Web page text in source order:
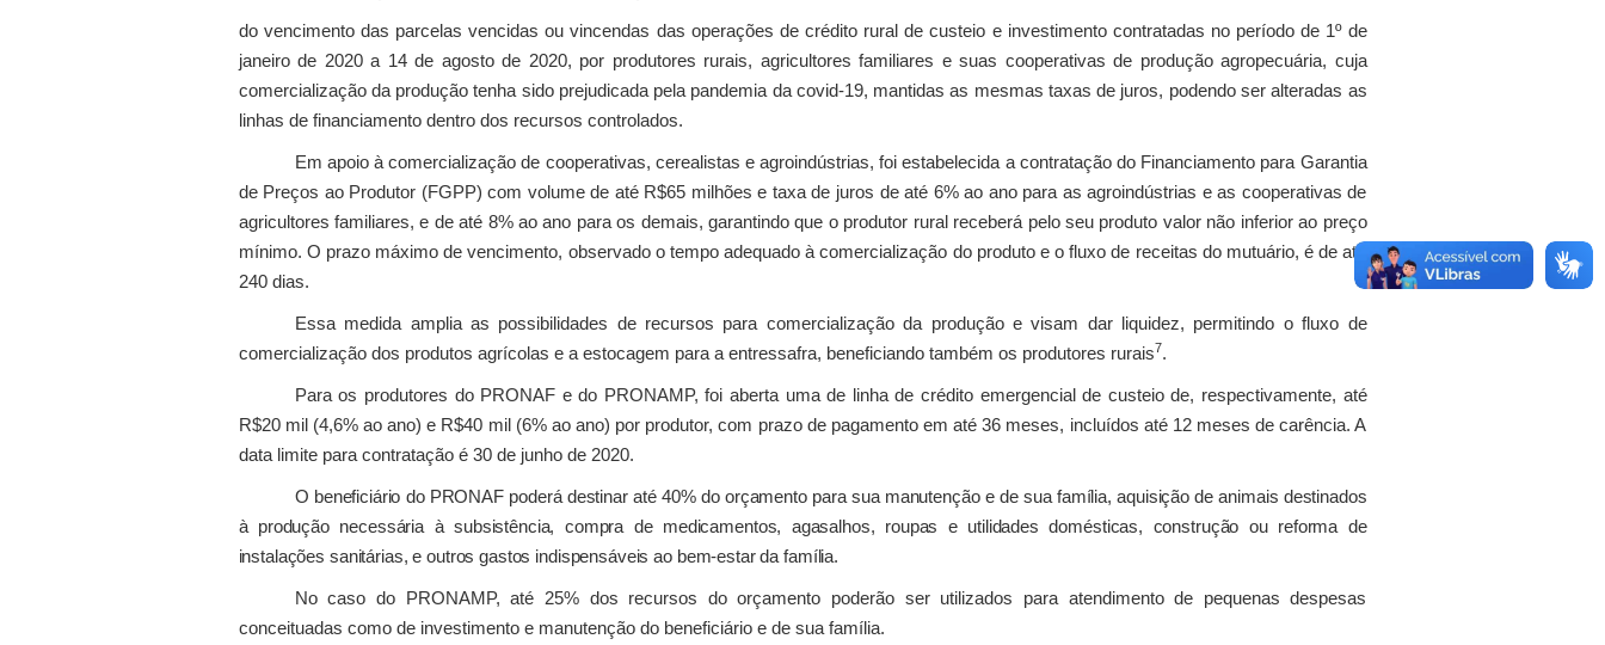
do vencimento das parcelas vencidas ou vincendas das operações de crédito rural de custeio e investimento contratadas no período de 1º de
janeiro de 2020 a 14 de agosto de 2020, por produtores rurais, agricultores familiares e suas cooperativas de produção agropecuária, cuja
comercialização da produção tenha sido prejudicada pela pandemia da covid-19, mantidas as mesmas taxas de juros, podendo ser alteradas as
linhas de financiamento dentro dos recursos controlados.
Em apoio à comercialização de cooperativas, cerealistas e agroindústrias, foi estabelecida a contratação do Financiamento para Garantia
de Preços ao Produtor (FGPP) com volume de até R$65 milhões e taxa de juros de até 6% ao ano para as agroindústrias e as cooperativas de
agricultores familiares, e de até 8% ao ano para os demais, garantindo que o produtor rural receberá pelo seu produto valor não inferior ao preço
mínimo. O prazo máximo de vencimento, observado o tempo adequado à comercialização do produto e o fluxo de receitas do mutuário, é de até
240 dias.
Essa medida amplia as possibilidades de recursos para comercialização da produção e visam dar liquidez, permitindo o fluxo de
comercialização dos produtos agrícolas e a estocagem para a entressafra, beneficiando também os produtores rurais7.
Para os produtores do PRONAF e do PRONAMP, foi aberta uma de linha de crédito emergencial de custeio de, respectivamente, até
R$20 mil (4,6% ao ano) e R$40 mil (6% ao ano) por produtor, com prazo de pagamento em até 36 meses, incluídos até 12 meses de carência. A
data limite para contratação é 30 de junho de 2020.
O beneficiário do PRONAF poderá destinar até 40% do orçamento para sua manutenção e de sua família, aquisição de animais destinados
à produção necessária à subsistência, compra de medicamentos, agasalhos, roupas e utilidades domésticas, construção ou reforma de
instalações sanitárias, e outros gastos indispensáveis ao bem-estar da família.
No caso do PRONAMP, até 25% dos recursos do orçamento poderão ser utilizados para atendimento de pequenas despesas
conceituadas como de investimento e manutenção do beneficiário e de sua família.